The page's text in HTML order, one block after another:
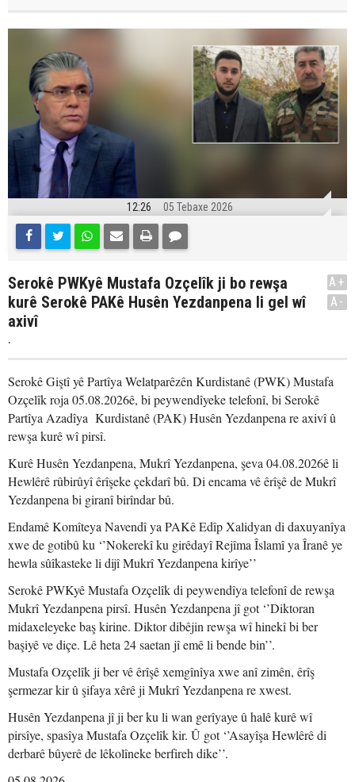
12:26 05 Tebaxe 2026
Serokê PWKyê Mustafa Ozçelîk ji bo rewşa
kurê Serokê PAKê Husên Yezdanpena li gel wî
axivî
.
A+
A-
Serokê Giştî yê Partîya Welatparêzên Kurdistanê (PWK) Mustafa
Ozçelîk roja 05.08.2026ê, bi peywendîyeke telefonî, bi Serokê
Partîya Azadîya Kurdistanê (PAK) Husên Yezdanpena re axivî û
rewşa kurê wî pirsî.
Kurê Husên Yezdanpena, Mukrî Yezdanpena, şeva 04.08.2026ê li
Hewlêrê rûbirûyî êrîşeke çekdarî bû. Di encama vê êrîşê de Mukrî
Yezdanpena bi giranî birîndar bû.
Endamê Komîteya Navendî ya PAKê Edîp Xalidyan di daxuyanîya
xwe de gotibû ku ‘’Nokerekî ku girêdayî Rejîma Îslamî ya Îranê ye
hewla sûîkasteke li dijî Mukrî Yezdanpena kirîye’’
Serokê PWKyê Mustafa Ozçelîk di peywendîya telefonî de rewşa
Mukrî Yezdanpena pirsî. Husên Yezdanpena jî got ‘’Diktoran
midaxeleyeke baş kirine. Diktor dibêjin rewşa wî hinekî bi ber
başiyê ve diçe. Lê heta 24 saetan jî emê li bende bin’’.
Mustafa Ozçelîk ji ber vê êrîşê xemgînîya xwe anî zimên, êrîş
şermezar kir û şifaya xêrê ji Mukrî Yezdanpena re xwest.
Husên Yezdanpena jî ji ber ku li wan gerîyaye û halê kurê wî
pirsîye, spasîya Mustafa Ozçelîk kir. Û got ‘’Asayîşa Hewlêrê di
derbarê bûyerê de lêkolîneke berfireh dike’’.